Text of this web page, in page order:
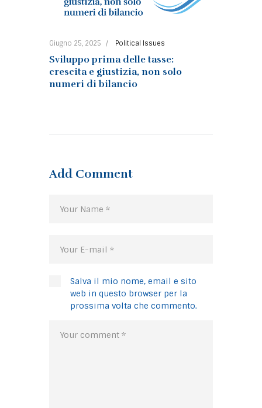
Giugno 25, 2025 Political Issues
Sviluppo prima delle tasse:
crescita e giustizia, non solo
numeri di bilancio
Add Comment
Salva il mio nome, email e sito
web in questo browser per la
prossima volta che commento.